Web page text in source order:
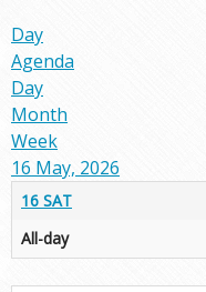
Day
Agenda
Day
Month
Week
16 May, 2026
16 SAT
All-day